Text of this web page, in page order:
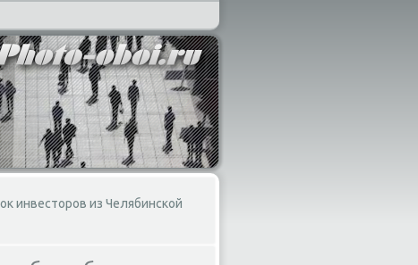
инвесторов из Челябинской